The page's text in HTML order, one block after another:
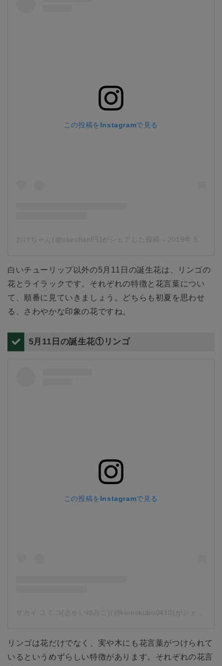
この投稿をInstagramで見る
おけちゃん(@okechan55)がシェアした投稿 - 2019年 5月月28日午前5時58分PDT
白いチューリップ以外の5月11日の誕生花は、リンゴの
花とライラックです。それぞれの特徴と花言葉につい
て、順番に見ていきましょう。どちらも初夏を思わせ
る、さわやかな印象の花ですね。
5月11日の誕生花①リンゴ
この投稿をInstagramで見る
サカイ ユミコ(さかいゆみこ)(@koinokubo0410)がシェアした投稿
リンゴは花だけでなく、実や木にも花言葉がつけられて
いるというめずらしい特徴があります。それぞれの花言